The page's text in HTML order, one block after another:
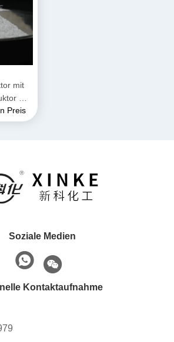
mit
mit
1,0-
Preis
Soziale Medien
Kontaktaufnahme